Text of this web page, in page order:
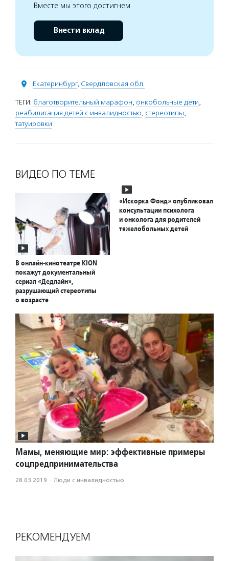
Вместе мы этого достигнем
Внести вклад
Екатеринбург, Свердловская обл.
ТЕГИ: благотворительный марафон, онкобольные дети,
реабилитация детей с инвалидностью, стереотипы,
татуировки
ВИДЕО ПО ТЕМЕ
В онлайн-кинотеатре KION
покажут документальный
сериал «Дедлайн»,
разрушающий стереотипы
о возрасте
«Искорка Фонд» опубликовал
консультации психолога
и онколога для родителей
тяжелобольных детей
Мамы, меняющие мир: эффективные примеры
соцпредпринимательства
28.03.2019 · Люди с инвалидностью
РЕКОМЕНДУЕМ